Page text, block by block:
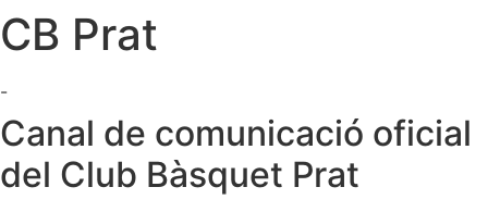
Ir
al
CB Prat
-
Canal de comunicació oficial
del Club Bàsquet Prat